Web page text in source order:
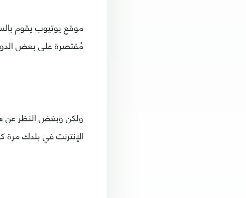
موقع يوتيوب يقوم
مُقتصرة على بعض
ولكن وبغض النظر عن
الإنترنت في بلدك مرة كل 29 يوم، ولكن ستكون الفيديوهات خالية من